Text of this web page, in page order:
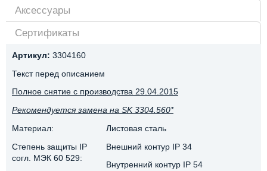
Аксессуары
Сертификаты
Артикул: 3304160
Текст перед описанием
Полное снятие с производства 29.04.2015
Рекомендуется замена на SK 3304.560*
Материал:
Листовая сталь
Степень защиты IP
согл. МЭК 60 529:
Внешний контур IP 34
Внутренний контур IP 54